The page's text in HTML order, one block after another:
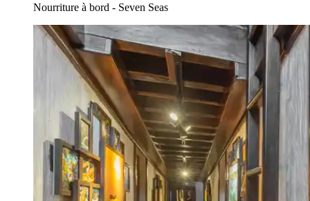
Nourriture à bord - Seven Seas